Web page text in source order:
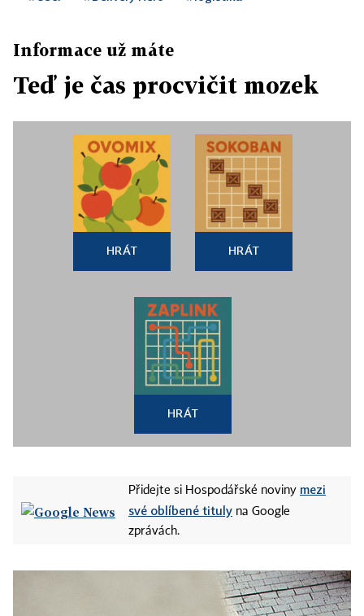
Informace už máte
Teď je čas procvičit mozek
HRÁT HRÁT
HRÁT
Přidejte si Hospodářské noviny mezi
své oblíbené tituly na Google
zprávách.